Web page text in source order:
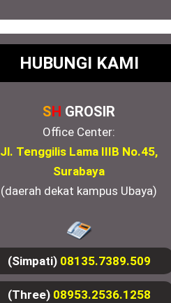
HUBUNGI KAMI
SH GROSIR
Office Center:
Jl. Tenggilis Lama IIIB No.45,
Surabaya
(daerah dekat kampus Ubaya)
(Simpati) 08135.7389.509
(Three) 08953.2536.1258